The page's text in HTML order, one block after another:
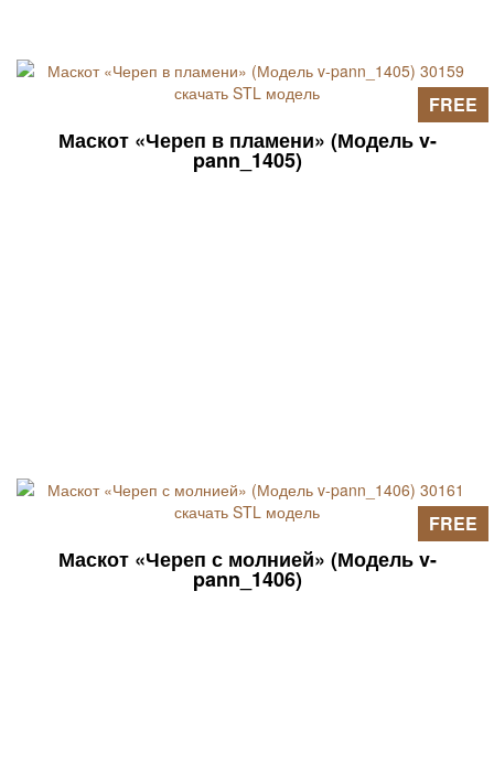
Маскот «Череп в пламени» (Модель v-
pann_1405)
FREE
Маскот «Череп с молнией» (Модель v-
pann_1406)
FREE